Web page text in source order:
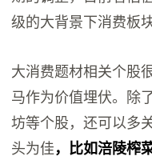
级的大背景下消费板
大消费题材相关个股
马作为价值埋伏。除
坊等个股，还可以多
头为佳 ，比如涪陵榨